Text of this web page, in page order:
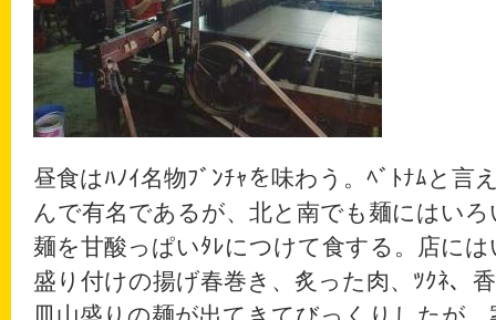
昼食はﾊﾉｲ名物ﾌﾞﾝﾁｬを味わう。ﾍﾞﾄﾅﾑと言
んで有名であるが、北と南でも麺にはい
麺を甘酸っぱいﾀﾚにつけて食する。店に
盛り付けの揚げ春巻き、炙った肉、ﾂｸﾈ、
皿山盛りの麺が出てきてびっくりしたが